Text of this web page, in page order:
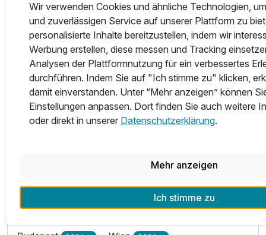
Zala | Westtransdanubien
Verkehrsanbindung
Wanderwege
Taxistand
Bushaltestelle 2 km Autobahn 10 km
Hauptbahnhof 10 km Flughafen 15 km
Erlebnisse
Badesee 1 km Restaurant 1 km
Größere Städte
Zalaegerszeg 50 km
Wir verwenden Cookies und ähnliche Technologien,
und zuverlässigen Service auf unserer Plattform zu
personalisierte Inhalte bereitzustellen, indem wir
Werbung erstellen, diese messen und Tracking
Analysen der Plattformnutzung für ein verbessertes
durchführen. Indem Sie auf "Ich stimme zu" klicken,
damit einverstanden. Unter “Mehr anzeigen” können
Einstellungen anpassen. Dort finden Sie auch weitere
oder direkt in unserer Datenschutzerklärung.
Mehr anzeigen
Ich stimme zu